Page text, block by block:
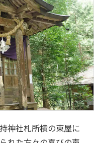
神社札所横の東屋に